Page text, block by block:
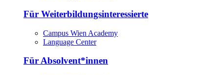
Für Weiterbildungsinteressierte
Campus Wien Academy
Language Center
Für Absolvent*innen